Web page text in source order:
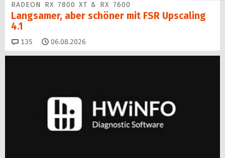
RADEON RX 7800 XT & RX 7600
Langsamer, aber schöner mit FSR Upscaling
4.1
135 Kommentare
06.08.2026